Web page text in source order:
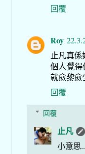
回覆
Roy
止凡真
個人覺得
就愈黎愈
回覆
回覆
止凡
小意思